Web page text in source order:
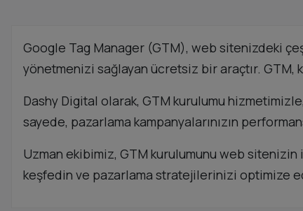
Google Tag Manager (GTM), web sitenizdeki
yönetmenizi sağlayan ücretsiz bir araçtır. GTM,
Dashy Digital olarak, GTM kurulumu
sayede, pazarlama kampanyalarınızın
Uzman ekibimiz, GTM kurulumunu web
keşfedin ve pazarlama stratejilerinizi optimize